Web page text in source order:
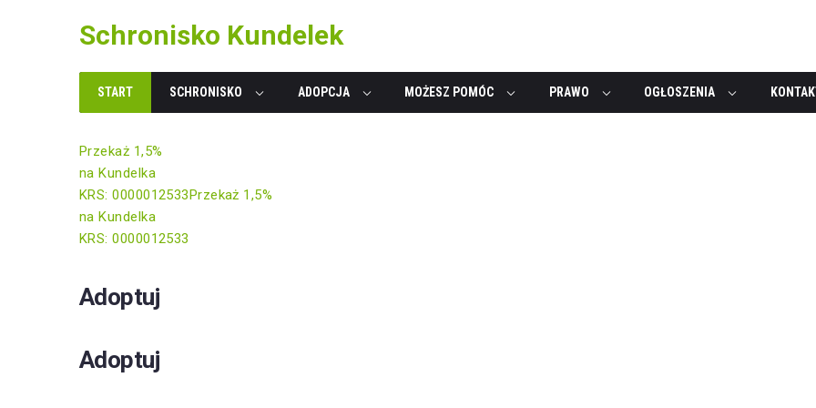
Schronisko Kundelek
START SCHRONISKO ADOPCJA MOŻESZ POMÓC PRAWO OGŁOSZENIA
Przekaż 1,5%
na Kundelka
KRS: 0000012533Przekaż 1,5%
na Kundelka
KRS: 0000012533
Adoptuj
Adoptuj